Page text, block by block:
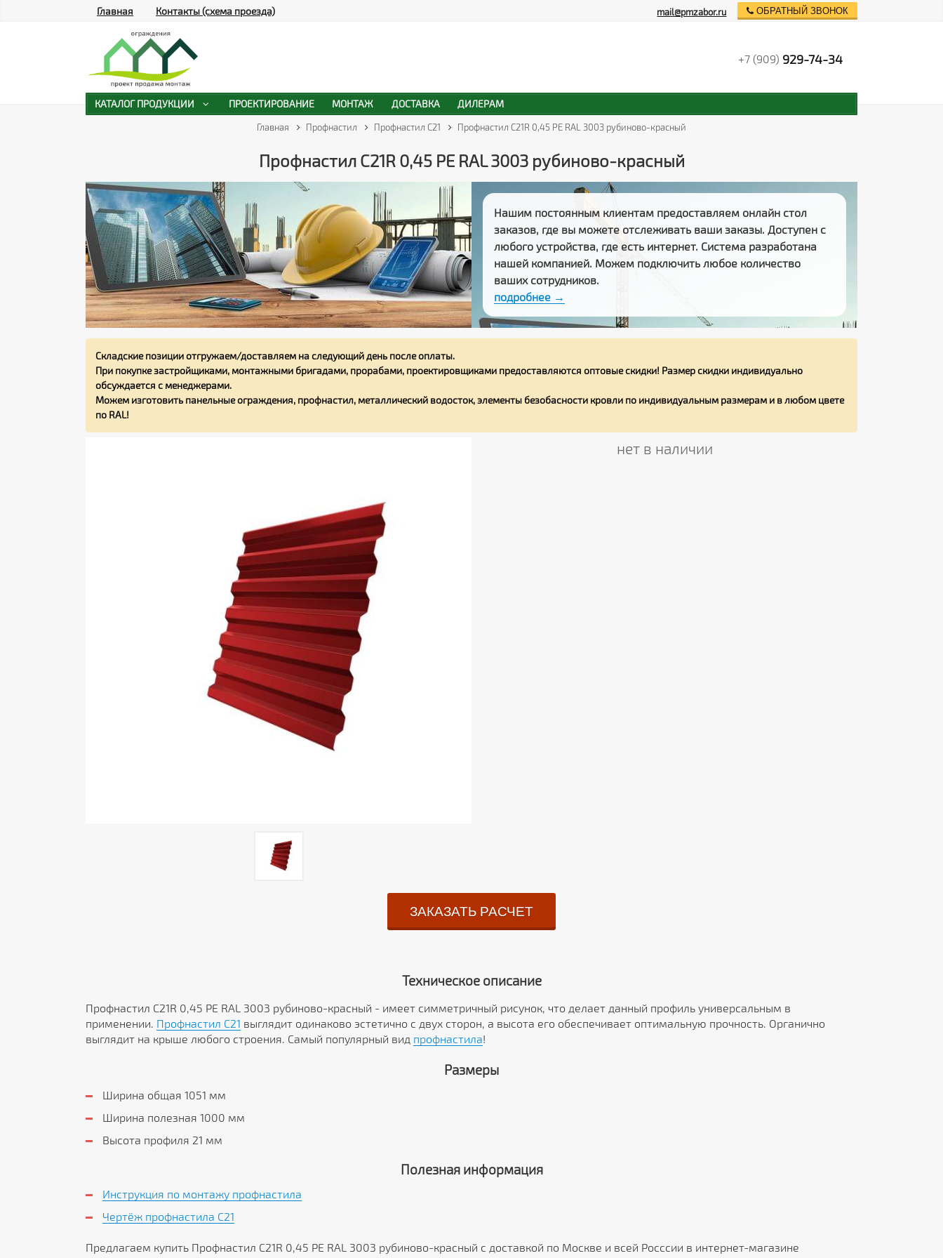
Главная Профнастил Профнастил С21 Профнастил С21R 0,45 PE RAL 3003 рубиново-красный
Профнастил С21R 0,45 PE RAL 3003 рубиново-красный
Нашим постоянным клиентам предоставляем онлайн стол
заказов, где вы можете отслеживать ваши заказы. Доступен с
любого устройства, где есть интернет. Система разработана
нашей компанией. Можем подключить любое количество
ваших сотрудников.
подробнее →
Складские позиции отгружаем/доставляем на следующий день после оплаты.
При покупке застройщиками, монтажными бригадами, прорабами, проектировщиками предоставляются оптовые скидки! Размер скидки индивидуально
обсуждается с менеджерами.
Можем изготовить панельные ограждения, профнастил, металлический водосток, элементы безобасности кровли по индивидуальным размерам и в любом цвете
по RAL!
нет в наличии
ЗАКАЗАТЬ РАСЧЕТ
Техническое описание
Профнастил С21R 0,45 PE RAL 3003 рубиново-красный - имеет симметричный рисунок, что делает данный профиль универсальным в
применении. Профнастил С21 выглядит одинаково эстетично с двух сторон, а высота его обеспечивает оптимальную прочность. Органично
выглядит на крыше любого строения. Самый популярный вид профнастила!
Размеры
Ширина общая 1051 мм
Ширина полезная 1000 мм
Высота профиля 21 мм
Полезная информация
Инструкция по монтажу профнастила
Чертёж профнастила C21
Предлагаем купить Профнастил С21R 0,45 PE RAL 3003 рубиново-красный с доставкой по Москве и всей Росссии в интернет-магазине
Главная Контакты (схема проезда) mail@pmzabor.ru ОБРАТНЫЙ ЗВОНОК
+7 (909) 929-74-34
КАТАЛОГ ПРОДУКЦИИ ПРОЕКТИРОВАНИЕ МОНТАЖ ДОСТАВКА ДИЛЕРАМ